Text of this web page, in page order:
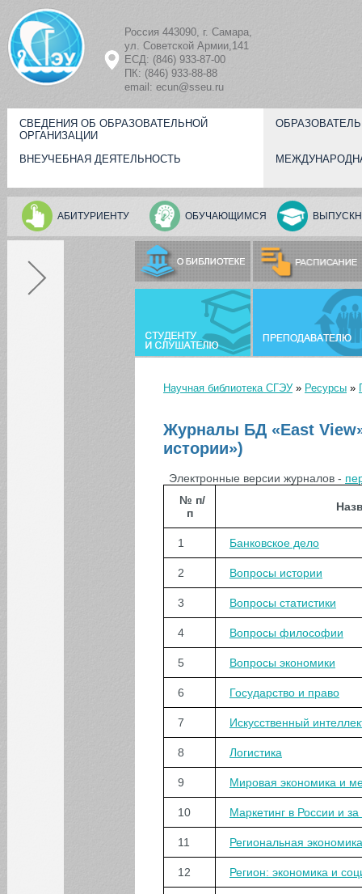
Перейти к основному содержанию
Россия 443090, г. Самара,
ул. Советской Армии,141
ЕСД: (846) 933-87-00
ПК: (846) 933-88-88
email: ecun@sseu.ru
СВЕДЕНИЯ ОБ ОБРАЗОВАТЕЛЬНОЙ
ОРГАНИЗАЦИИ
ВНЕУЧЕБНАЯ ДЕЯТЕЛЬНОСТЬ
ОБУЧАЮЩИМСЯ
АБИТУРИЕНТУ
Журналы "Грант РФФИ"
Журналы БД «East
View» (в том числе БД
журнала «Вопросы
Журналы ИД «Финансы
Журналы и книги ИД
«Гребенников»
Журналы Института
экономического
развития территорий
Российской академии
Журналы ЭБ
Издания Российской
академии наук (РАН)
Научные журналы
журнала "Harvard
Business Review"
Электронная версия
журнала "Управление
Научная библиотека СГЭУ» Ресурсы »
Журналы БД «East
истории»)
Электронные версии журналов -
№ п/
п
1 Банковское дело
2 Вопросы истории
3 Вопросы статистики
4 Вопросы философии
5 Вопросы экономики
6 Государство и право
7 Искусственный
8 Логистика
9 Мировая экономика и
10 Маркетинг в России и
11 Региональная
12 Регион: экономика и